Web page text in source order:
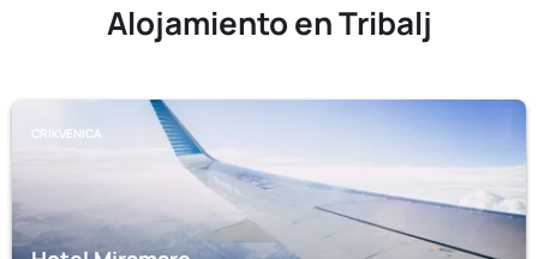
Alojamiento en Tribalj
CRIKVENICA